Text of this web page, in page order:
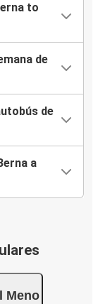
to
de
de
a
Meno